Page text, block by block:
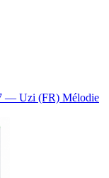
— Uzi (FR) Mélodie